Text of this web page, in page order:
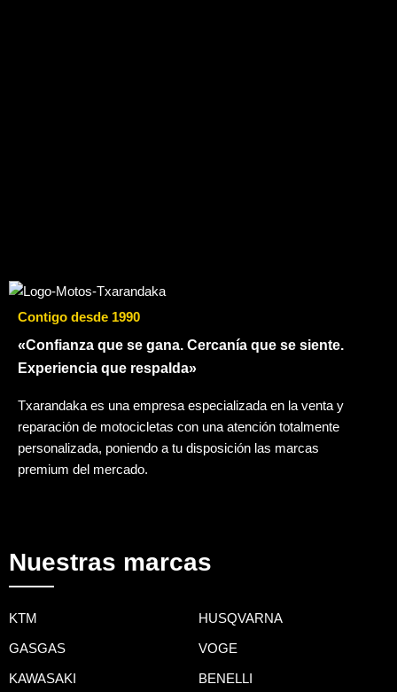
Contigo desde 1990
«Confianza que se gana. Cercanía que se siente.
Experiencia que respalda»
Txarandaka es una empresa especializada en la venta y
reparación de motocicletas con una atención totalmente
personalizada, poniendo a tu disposición las marcas
premium del mercado.
Nuestras marcas
KTM HUSQVARNA
GASGAS VOGE
KAWASAKI BENELLI